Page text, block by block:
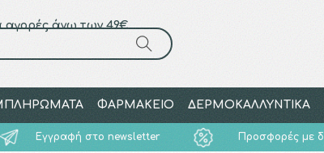
αγορές άνω των 49€
ΦΑΡΜΑΚΕΙΟ ΔΕΡΜΟΚΑΛΛΥΝΤΙΚΑ
Εγγραφή στο newsletter Προσφορές με